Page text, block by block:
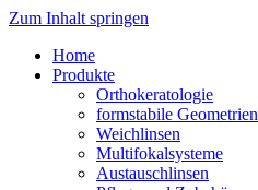
Zum Inhalt springen
Home
Produkte
Orthokeratologie
formstabile Geometrien
Weichlinsen
Multifokalsysteme
Austauschlinsen